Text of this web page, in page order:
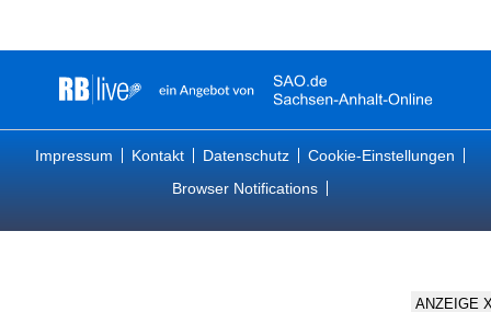
Impressum Kontakt Datenschutz
Cookie-Einstellungen
Browser Notifications
ANZEIGE